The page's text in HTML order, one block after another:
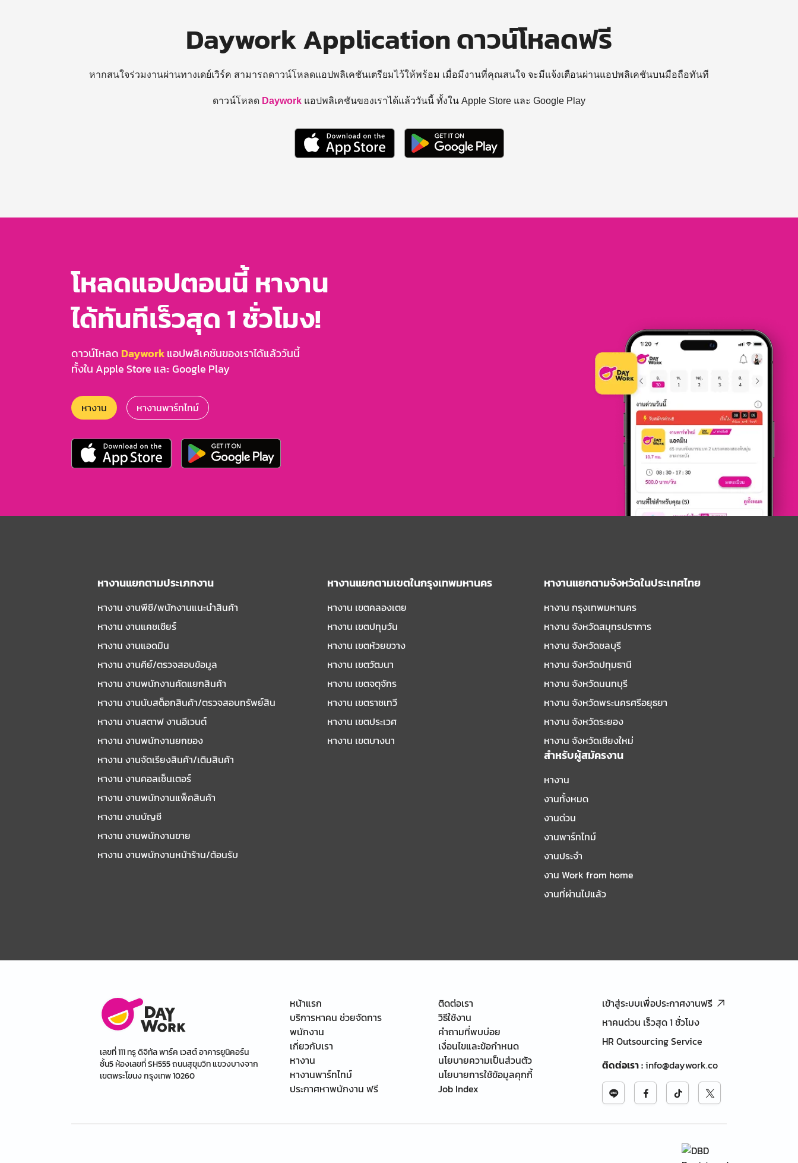
Daywork Application ดาวน์โหลดฟรี
หากสนใจร่วมงานผ่านทางเดย์เวิร์ค สามารถดาวน์โหลดแอปพลิเคชันเตรียมไว้ให้พร้อม เมื่อมีงานที่คุณสนใจ จะมีแจ้งเตือนผ่านแอปพลิเคชันบนมือถือทันที
ดาวน์โหลด Daywork แอปพลิเคชันของเราได้แล้ววันนี้ ทั้งใน Apple Store และ Google Play
โหลดแอปตอนนี้ หางาน
ได้ทันทีเร็วสุด 1 ชั่วโมง!
ดาวน์โหลด Dayworkแอปพลิเคชันของเราได้แล้ววันนี้
ทั้งใน Apple Store และ Google Play
หางาน หางานพาร์ทไทม์
หางานแยกตามประเภทงาน
หางาน งานพีซี/พนักงานแนะนําสินค้า
หางาน งานแคชเชียร์
หางาน งานแอดมิน
หางาน งานคีย์/ตรวจสอบข้อมูล
หางาน งานพนักงานคัดแยกสินค้า
หางาน งานนับสต็อกสินค้า/ตรวจสอบทรัพย์สิน
หางาน งานสตาฟ งานอีเวนต์
หางาน งานพนักงานยกของ
หางาน งานจัดเรียงสินค้า/เติมสินค้า
หางาน งานคอลเซ็นเตอร์
หางาน งานพนักงานแพ็คสินค้า
หางาน งานบัญชี
หางาน งานพนักงานขาย
หางาน งานพนักงานหน้าร้าน/ต้อนรับ
หางานแยกตามเขตในกรุงเทพมหานคร
หางาน เขตคลองเตย
หางาน เขตปทุมวัน
หางาน เขตห้วยขวาง
หางาน เขตวัฒนา
หางาน เขตจตุจักร
หางาน เขตราชเทวี
หางาน เขตประเวศ
หางาน เขตบางนา
หางานแยกตามจังหวัดในประเทศไทย
หางาน กรุงเทพมหานคร
หางาน จังหวัดสมุทรปราการ
หางาน จังหวัดชลบุรี
หางาน จังหวัดปทุมธานี
หางาน จังหวัดนนทบุรี
หางาน จังหวัดพระนครศรีอยุธยา
หางาน จังหวัดระยอง
หางาน จังหวัดเชียงใหม่
สำหรับผู้สมัครงาน
หางาน
งานทั้งหมด
งานด่วน
งานพาร์ทไทม์
งานประจำ
งาน Work from home
งานที่ผ่านไปแล้ว
เลขที่ 111 ทรู ดิจิทัล พาร์ค เวสต์ อาคารยูนิคอร์น
ชั้น5 ห้องเลขที่ SH555 ถนนสุขุมวิท แขวงบางจาก
เขตพระโขนง กรุงเทพ 10260
หน้าแรก
บริการหาคน ช่วยจัดการ
พนักงาน
เกี่ยวกับเรา
หางาน
หางานพาร์ทไทม์
ประกาศหาพนักงาน ฟรี
ติดต่อเรา
วิธีใช้งาน
คำถามที่พบบ่อย
เงื่อนไขและข้อกำหนด
นโยบายความเป็นส่วนตัว
นโยบายการใช้ข้อมูลคุกกี้
Job Index
เข้าสู่ระบบเพื่อประกาศงานฟรี
หาคนด่วน เร็วสุด 1 ชั่วโมง
HR Outsourcing Service
ติดต่อเรา:info@daywork.co